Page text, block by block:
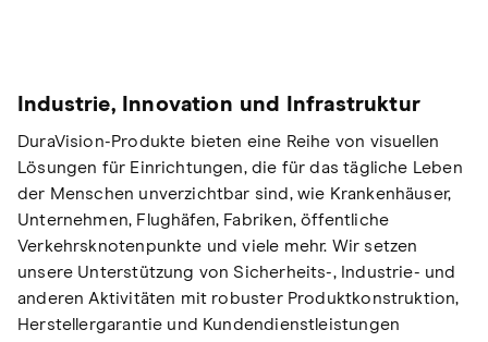
Industrie, Innovation und Infrastruktur
DuraVision-Produkte bieten eine Reihe von visuellen
Lösungen für Einrichtungen, die für das tägliche Leben
der Menschen unverzichtbar sind, wie Krankenhäuser,
Unternehmen, Flughäfen, Fabriken, öffentliche
Verkehrsknotenpunkte und viele mehr. Wir setzen
unsere Unterstützung von Sicherheits-, Industrie- und
anderen Aktivitäten mit robuster Produktkonstruktion,
Herstellergarantie und Kundendienstleistungen